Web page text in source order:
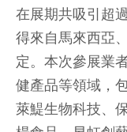
在展期共吸引超
得來自馬來西亞
定。本次參展業
健產品等領域，
萊鯷生物科技、